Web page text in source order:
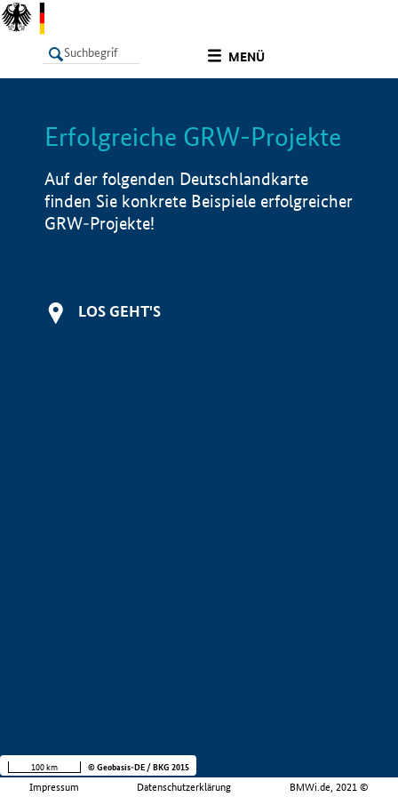
MENÜ
LISTE Info
Erfolgreiche GRW-Projekte
Auf der folgenden Deutschlandkarte
finden Sie konkrete Beispiele erfolgreicher
GRW-Projekte!
LOS GEHT'S
Impressum Datenschutzerklärung BMWi.de, 2021 ©
100 km © Geobasis-DE / BKG 2015